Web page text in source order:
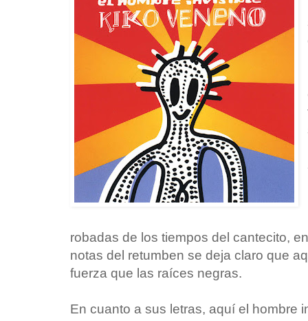
robadas de los tiempos del cantecito,
notas del retumben se deja claro que
fuerza que las raíces negras.
En cuanto a sus letras, aquí el hombre